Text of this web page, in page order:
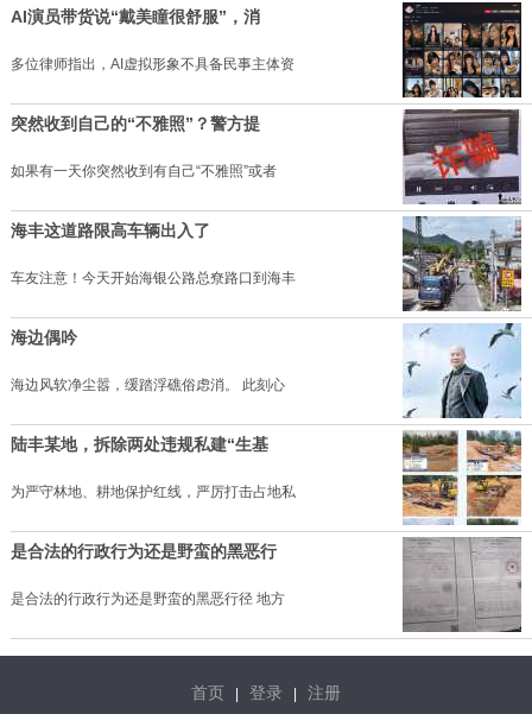
AI演员带货说“戴美瞳很舒服”，消
多位律师指出，AI虚拟形象不具备民事主体资
突然收到自己的“不雅照”？警方提
如果有一天你突然收到有自己“不雅照”或者
海丰这道路限高车辆出入了
车友注意！今天开始海银公路总尞路口到海丰
海边偶吟
海边风软净尘嚣，缓踏浮礁俗虑消。 此刻心
陆丰某地，拆除两处违规私建“生基
为严守林地、耕地保护红线，严厉打击占地私
是合法的行政行为还是野蛮的黑恶行
是合法的行政行为还是野蛮的黑恶行径 地方
首页 登录 注册